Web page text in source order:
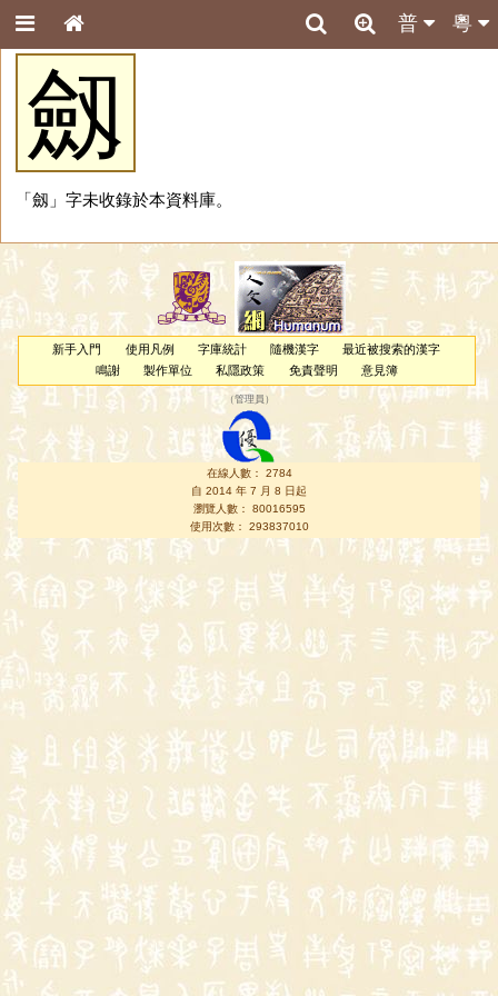
粵
普
劔
「劔」字未收錄於本資料庫。
新手入門 使用凡例 字庫統計 隨機漢字
最近被搜索的漢字
鳴謝
製作單位 私隱政策 免責聲明 意見簿
（管理員 ）
在線人數： 2784
自 2014 年 7 月 8 日起
瀏覽人數： 80016595
使用次數： 293837010